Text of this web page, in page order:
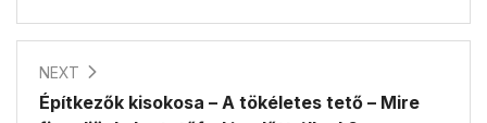
NEXT
Építkezők kisokosa – A tökéletes tető – Mire